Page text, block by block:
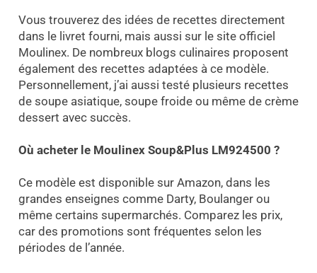
Vous trouverez des idées de recettes directement
dans le livret fourni, mais aussi sur le site officiel
Moulinex. De nombreux blogs culinaires proposent
également des recettes adaptées à ce modèle.
Personnellement, j’ai aussi testé plusieurs recettes
de soupe asiatique, soupe froide ou même de crème
dessert avec succès.
Où acheter le Moulinex Soup&Plus LM924500 ?
Ce modèle est disponible sur Amazon, dans les
grandes enseignes comme Darty, Boulanger ou
même certains supermarchés. Comparez les prix,
car des promotions sont fréquentes selon les
périodes de l’année.